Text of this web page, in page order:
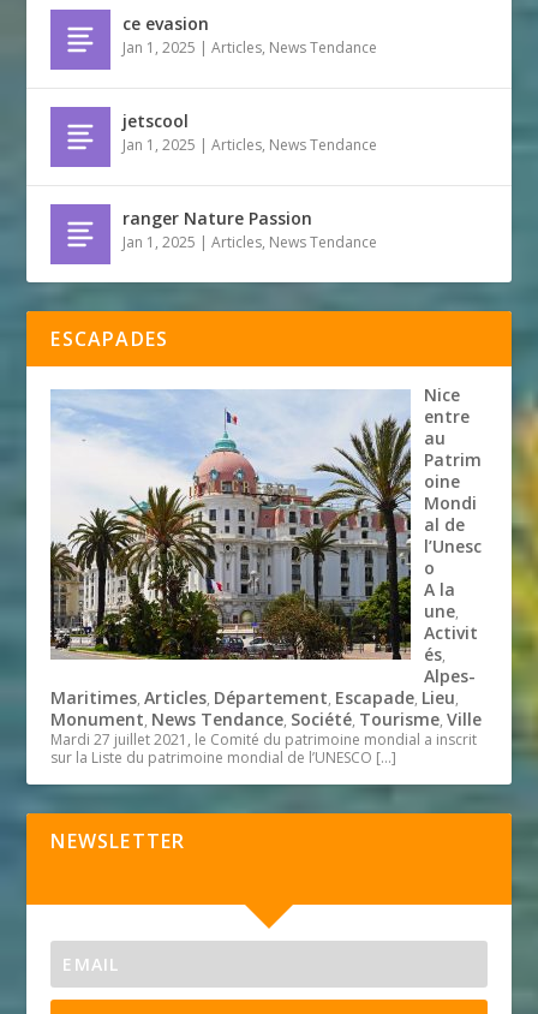
ce evasion
Jan 1, 2025 |Articles, News Tendance
jetscool
Jan 1, 2025 |Articles, News Tendance
ranger Nature Passion
Jan 1, 2025 |Articles, News Tendance
ESCAPADES
Nice
entre
au
Patrim
oine
Mondi
al de
l’Unesc
o
A la
une,
Activit
és,
Alpes-
Maritimes,Articles, Département, Escapade, Lieu,
Monument, News Tendance, Société, Tourisme,Ville
Mardi 27 juillet 2021, le Comité du patrimoine mondial a inscrit
sur la Liste du patrimoine mondial de l’UNESCO […]
NEWSLETTER